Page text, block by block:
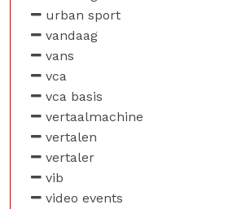
urban sport
vandaag
vans
vca
vca basis
vertaalmachine
vertalen
vertaler
vib
video events